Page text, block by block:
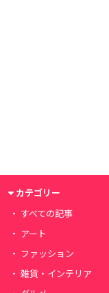
カテゴリー
すべての記事
アート
ファッション
雑貨・インテリア